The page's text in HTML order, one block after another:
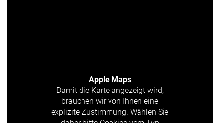
Apple Maps
Damit die Karte angezeigt wird,
brauchen wir von Ihnen eine
explizite Zustimmung. Wählen Sie